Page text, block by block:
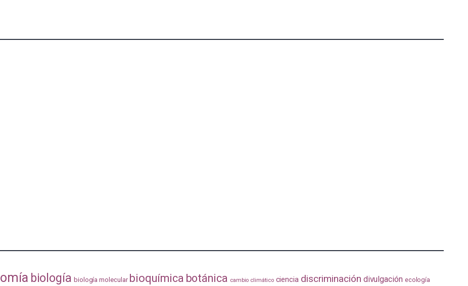
biología biología molecular bioquímica botánica cambio climático ciencia discriminación divulgación ecología